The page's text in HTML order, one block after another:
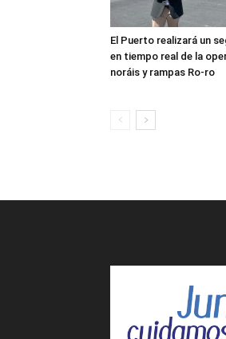
El Puerto realizará un
en tiempo real de la
noráis y rampas Ro-ro